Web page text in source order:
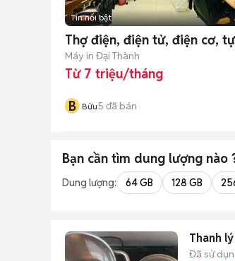
Tin nổi bật
Thợ điện, điện tử, điện cơ,
Máy in Đại Thành
Từ 7 triệu/tháng
B Bửu5 đã bán
Bạn cần tìm dung lượng nào
Dung lượng: 64 GB 128 GB
Thanh
Đã sử